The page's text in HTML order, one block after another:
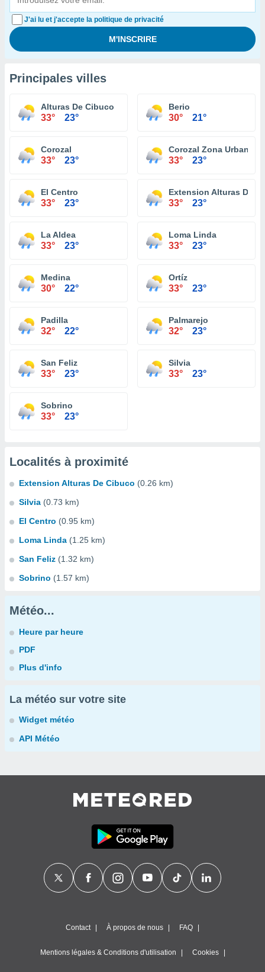
J'ai lu et j'accepte la politique de privacité
Principales villes
Alturas De Cibuco
33° 23°
Berio
30° 21°
Corozal
33° 23°
Corozal Zona Urbana
33° 23°
El Centro
33° 23°
Extension Alturas De
33° 23°
La Aldea
33° 23°
Loma Linda
33° 23°
Medina
30° 22°
Ortíz
33° 23°
Padilla
32° 22°
Palmarejo
32° 23°
San Feliz
33° 23°
Silvia
33° 23°
Sobrino
33° 23°
Localités à proximité
Extension Alturas De Cibuco (0.26 km)
Silvia (0.73 km)
El Centro (0.95 km)
Loma Linda (1.25 km)
San Feliz (1.32 km)
Sobrino (1.57 km)
Météo...
Heure par heure
PDF
Plus d'info
La météo sur votre site
Widget météo
API Météo
Contact À propos de nous FAQ
Mentions légales & Conditions d'utilisation Cookies